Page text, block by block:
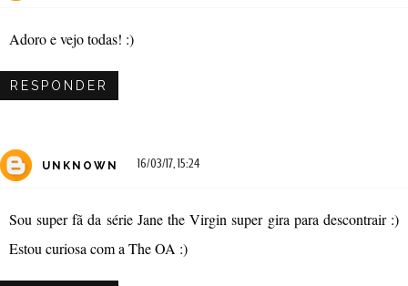
Adoro e vejo todas! :)
RESPONDER
UNKNOWN 16/03/17, 15:24
Sou super fã da série Jane the Virgin super gira para descontrair :)
Estou curiosa com a The OA :)